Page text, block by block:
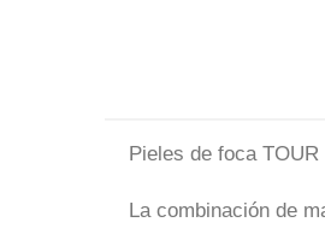
Pieles de foca
La combinación de